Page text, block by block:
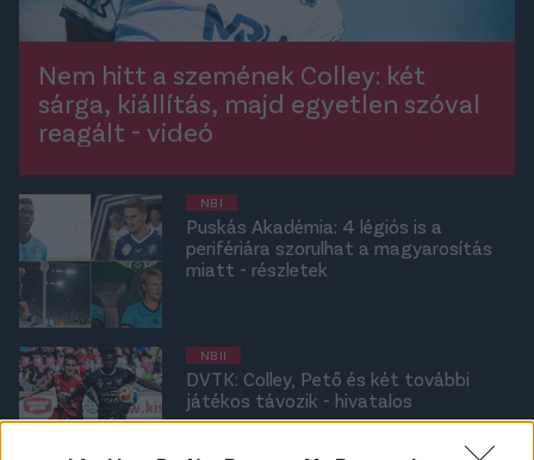
Nem hitt a szemének Colley: két
sárga, kiállítás, majd egyetlen szóval
reagált - videó
NB I
Puskás Akadémia: 4 légiós is a
perifériára szorulhat a magyarosítás
miatt - részletek
NB II
DVTK: Colley, Pető és két további
játékos távozik - hivatalos